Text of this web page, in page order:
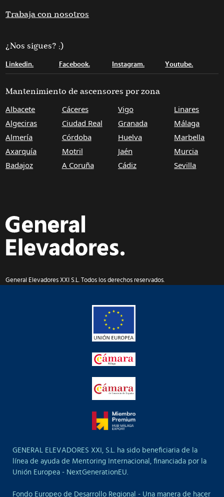
Trabaja con nosotros
¿Nos sigues? ;)
Linkedin. Facebook. Instagram. Youtube.
Mantenimiento de ascensores por zona
Albacete
Algeciras
Almería
Axarquía
Badajoz
Cáceres
Ciudad Real
Córdoba
Motril
A Coruña
Vigo
Granada
Huelva
Jaén
Cádiz
Linares
Málaga
Marbella
Murcia
Sevilla
General Elevadores XXI S.L. Todos los derechos reservados.
GENERAL ELEVADORES XXI, S.L. ha sido beneficiaria de la
línea de ayuda de Mentoring Internacional, financiada por la
Unión Europea - NextGenerationEU.
Fondo Europeo de Desarrollo Regional - Una manera de hacer